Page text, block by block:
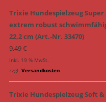
Trixie Hundespielzeug Super
extrem robust
22,2 cm (Art.-Nr. 33470)
9,49€
inkl. 19 % MwSt.
zzgl. Versandkosten
Trixie Hundespielzeug Soft